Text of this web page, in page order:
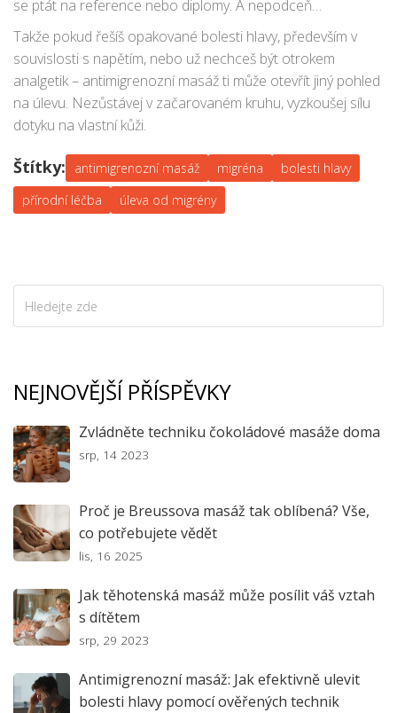
se ptát na reference nebo diplomy. A nepodceň
pravidelnost – kombinace kvalitního spánku, pravidelných
pohybových pauz, vyvážené stravy a masáže je klíč k tomu
dostat migrény aspoň na chvíli pod kontrolu.
Takže pokud řešíš opakované bolesti hlavy, především v
souvislosti s napětím, nebo už nechceš být otrokem
analgetik – antimigrenozní masáž ti může otevřít jiný pohled
na úlevu. Nezůstávej v začarovaném kruhu, vyzkoušej sílu
dotyku na vlastní kůži.
Štítky: antimigrenozní masáž migréna
bolesti hlavy
přírodní léčba
úleva od migrény
NEJNOVĚJŠÍ PŘÍSPĚVKY
Zvládněte techniku čokoládové masáže doma
srp, 14 2023
Proč je Breussova masáž tak oblíbená? Vše,
co potřebujete vědět
lis, 16 2025
Jak těhotenská masáž může posílit váš vztah
s dítětem
srp, 29 2023
Antimigrenozní masáž: Jak efektivně ulevit
bolesti hlavy pomocí ověřených technik